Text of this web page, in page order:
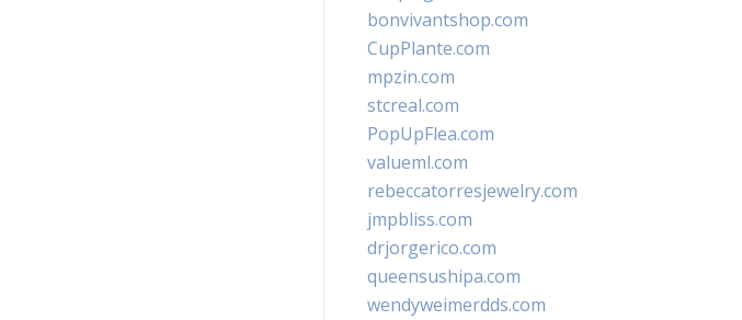
bonvivantshop.com
CupPlante.com
mpzin.com
stcreal.com
PopUpFlea.com
valueml.com
rebeccatorresjewelry.com
jmpbliss.com
drjorgerico.com
queensushipa.com
wendyweimerdds.com